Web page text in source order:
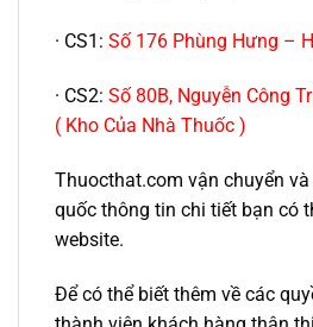
· CS1: Số 176 Phùng Hưng –
· CS2: Số 80B, Nguyễn Công
( Kho Của Nhà Thuốc )
Thuocthat.com vận chuyển
quốc thông tin chi tiết bạn có
website.
Để có thể biết thêm về các